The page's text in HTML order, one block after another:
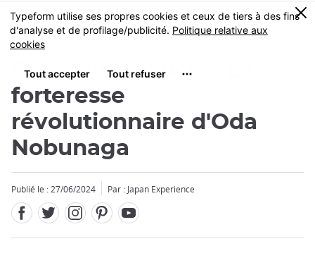
Skip
to
main
MENU
0
Château d'Azuchi : La
forteresse
révolutionnaire d'Oda
Nobunaga
Publié le : 27/06/2024 Par : Japan Experience